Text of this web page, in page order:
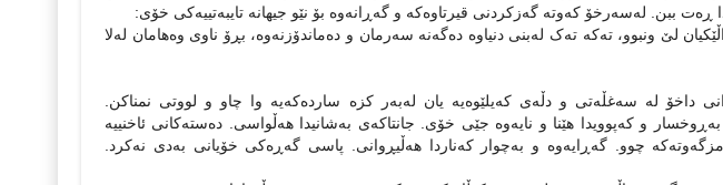
ڕه‌ت ببن. له‌سه‌رخۆ که‌وته‌ گه‌زکردنی قیرتاوه‌که‌ و گه‌ڕانه‌وه‌ بۆ نێو جیهانه‌ تایبه‌تییه‌کی خۆی:
لێ ونبوو، ته‌که‌ ته‌ک له‌بنی دنیاوه‌ ده‌گه‌نه‌ سه‌رمان و ده‌ماندۆزنه‌وه‌، بڕۆ ناوی وه‌هامان له‌لا
داخۆ له‌ سه‌غڵه‌تی و دڵه‌ی که‌یلێوه‌یه‌ یان له‌به‌ر کزه‌ سارده‌که‌یه‌ وا چاو و لووتی نمناکن.
و که‌پوویدا هێنا و نایه‌وه‌ جێی خۆی. جانتاکه‌ی به‌شانیدا هه‌ڵواسی. ده‌سته‌کانی ئاخنییه‌
چوو. گه‌ڕایه‌وه‌ و به‌چوار که‌ناردا هه‌ڵیڕوانی. پاسی گه‌ڕه‌کی خۆیانی به‌دی نه‌کرد.